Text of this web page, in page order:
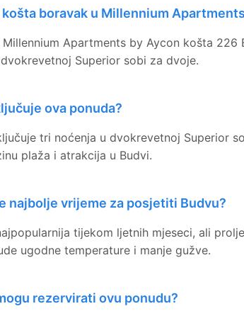
košta boravak u Millennium
Millennium Apartments by Aycon košta 226
Superior sobi za dvoje.
ova ponuda?
tri noćenja u dvokrevetnoj Superior
plaža i atrakcija u Budvi.
najbolje vrijeme za posjetiti Budvu?
tijekom ljetnih mjeseci, ali
ugodne temperature i manje gužve.
rezervirati ovu ponudu?